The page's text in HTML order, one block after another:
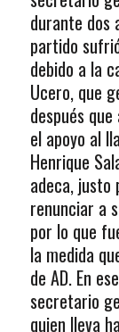
durante dos
partido
debido a la
Ucero, que
después
el apoyo al
Henrique
adeca, justo
renunciar a
por lo que
la medida
de AD. En
secretario
quien lleva